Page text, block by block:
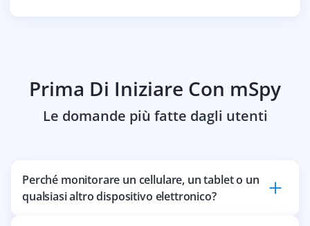
Prima Di Iniziare Con mSpy
Le domande più fatte dagli utenti
Perché monitorare un cellulare, un tablet o un
qualsiasi altro dispositivo elettronico?